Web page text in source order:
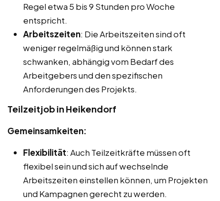
Regel etwa 5 bis 9 Stunden pro Woche
entspricht.
Arbeitszeiten: Die Arbeitszeiten sind oft
weniger regelmäßig und können stark
schwanken, abhängig vom Bedarf des
Arbeitgebers und den spezifischen
Anforderungen des Projekts.
Teilzeitjob in Heikendorf
Gemeinsamkeiten:
Flexibilität: Auch Teilzeitkräfte müssen oft
flexibel sein und sich auf wechselnde
Arbeitszeiten einstellen können, um Projekten
und Kampagnen gerecht zu werden.